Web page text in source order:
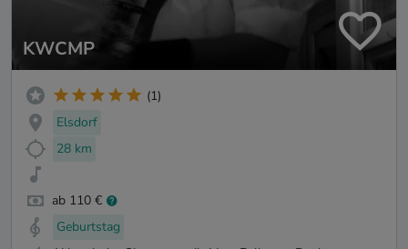
KWCMP
(1)
Elsdorf
28 km
ab 110 €
Geburtstag